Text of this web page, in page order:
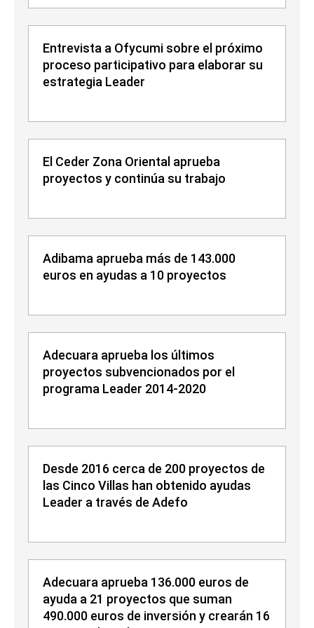
Entrevista a Ofycumi sobre el próximo
proceso participativo para elaborar su
estrategia Leader
El Ceder Zona Oriental aprueba
proyectos y continúa su trabajo
Adibama aprueba más de 143.000
euros en ayudas a 10 proyectos
Adecuara aprueba los últimos
proyectos subvencionados por el
programa Leader 2014-2020
Desde 2016 cerca de 200 proyectos de
las Cinco Villas han obtenido ayudas
Leader a través de Adefo
Adecuara aprueba 136.000 euros de
ayuda a 21 proyectos que suman
490.000 euros de inversión y crearán 16